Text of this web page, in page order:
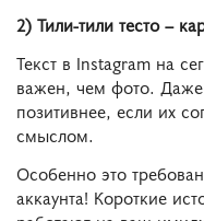
2) Тили-тили тесто –
Текст в Instagram на
важен, чем фото.
позитивнее, если их
смыслом.
Особенно это
аккаунта! Короткие